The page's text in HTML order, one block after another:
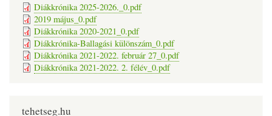
Diákkrónika 2025-2026._0.pdf
2019 május_0.pdf
Diákkrónika 2020-2021_0.pdf
Diákkrónika-Ballagási különszám_0.pdf
Diákkrónika 2021-2022. február 27_0.pdf
Diákkrónika 2021-2022. 2. félév_0.pdf
tehetseg.hu